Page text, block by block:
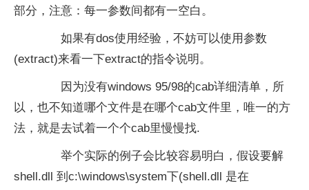
部分，注意：每一参数间都有一空白。
如果有dos使用经验，不妨可以使用参数
(extract)来看一下extract的指令说明。
因为没有windows 95/98的cab详细清单，所
以，也不知道哪个文件是在哪个cab文件里，唯一的方
法，就是去试着一个个cab里慢慢找.
举个实际的例子会比较容易明白，假设要解
shell.dll 到c:\windows\system下(shell.dll 是在